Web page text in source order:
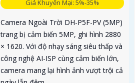
Giá Khuyến Mại: 5%-35%
Camera Ngoài Trời DH-P5F-PV (5MP)
trang bị cảm biến 5MP, ghi hình 2880
× 1620. Với độ nhạy sáng siêu thấp và
công nghệ AI-ISP cùng cảm biến lớn,
camera mang lại hình ảnh vượt trội cả